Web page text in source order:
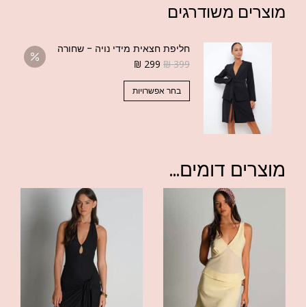
מוצרים משודרגים
חליפת חצאית מידי נויה - שחורה
₪399
₪ 299
בחר אפשרויות
מוצרים דומים...